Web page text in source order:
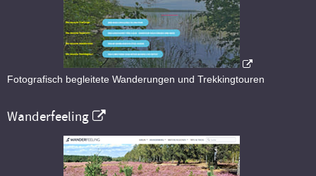
Fotografisch begleitete Wanderungen und Trekkingtouren
Wanderfeeling